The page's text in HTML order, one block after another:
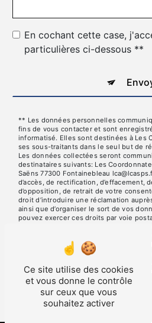
En cochant cette case,
particulières ci-dessous **
** Les données personnelles
fins de vous contacter et sont
informatisé. Elles sont destinées à Les
ses sous-traitants dans le seul but de
Les données collectées seront
destinataires suivants: Les
Saëns 77300 Fontainebleau
d’accès, de rectification, d’effacement,
d’opposition, de retrait de votre
droit d’introduire une réclamation
ainsi que d’organiser le sort de vos
pouvez exercer ces droits par voie
Saëns 77300 Fontainebleau ou par
lca@lcasps.fr. Un justificatif d'identité
Nous conservons vos données
contact puis pendant la durée de
probatoires et de gestion des
vous inscrire sur la liste d'opposition
disponible à cette adresse:
pour plus d’informations sur vos droits.
Ce site utilise des cookies
et vous donne le contrôle
sur ceux que vous
souhaitez activer